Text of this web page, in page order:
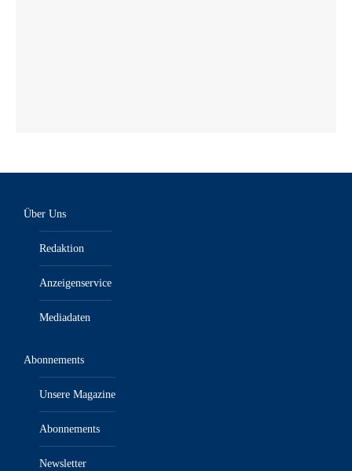
Über Uns
Redaktion
Anzeigenservice
Mediadaten
Abonnements
Unsere Magazine
Abonnements
Newsletter